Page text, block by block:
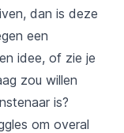
dan is deze
een
idee, of zie je
zou willen
is?
om overal